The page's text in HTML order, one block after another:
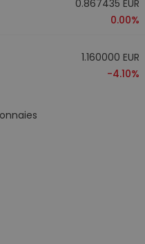
0.867435 EUR
0.00%
1.160000 EUR
-4.10%